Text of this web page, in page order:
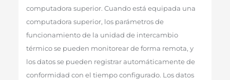
computadora superior. Cuando está equipada una
computadora superior, los parámetros de
funcionamiento de la unidad de intercambio
térmico se pueden monitorear de forma remota, y
los datos se pueden registrar automáticamente de
conformidad con el tiempo configurado. Los datos